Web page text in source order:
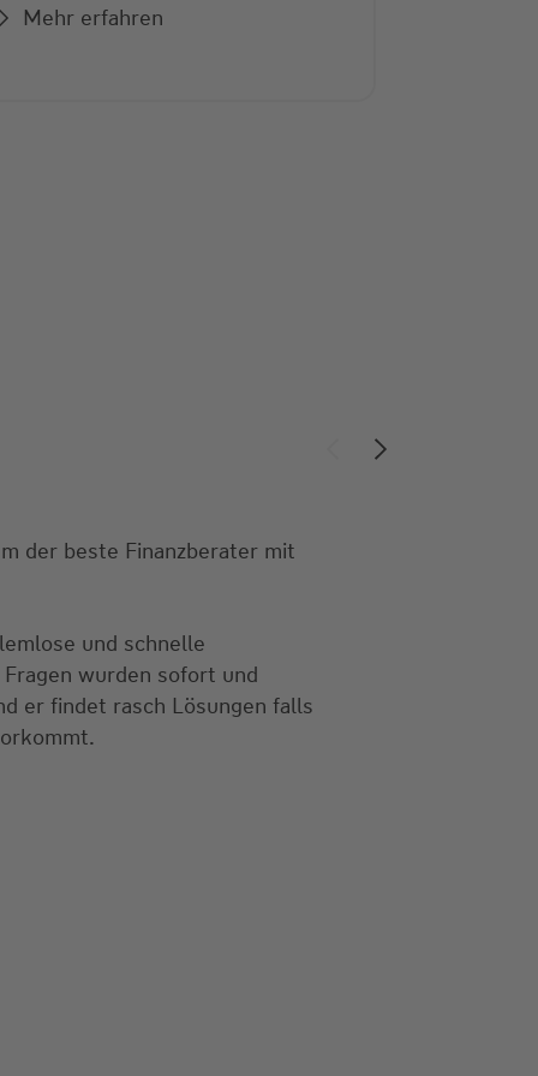
Mehr erfahren
der beste Finanzberater mit
und schnelle
wurden sofort und
er findet rasch Lösungen falls